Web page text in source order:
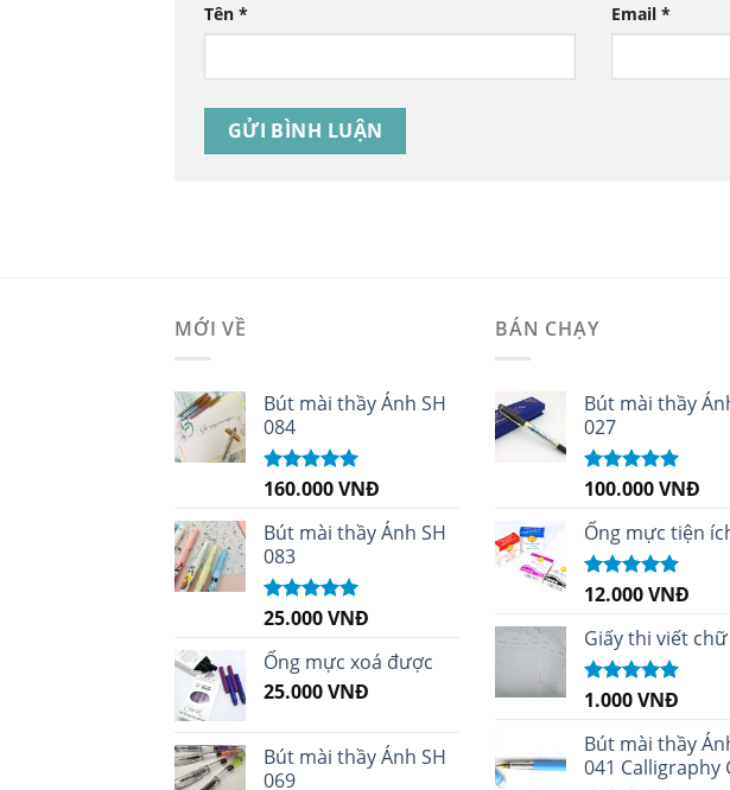
Tên * Email*
MỚI VỀ
Bút mài thầy Ánh SH
084
Được xếp
sao
160.000VNĐ
Bút mài thầy Ánh SH
083
Được xếp
sao
25.000VNĐ
Ống mực xoá được
25.000VNĐ
Bút mài thầy Ánh SH
069
BÁN CHẠY
Bút mài thầy
027
Được xếp
sao
100.000VNĐ
Ống mực tiện
Được xếp
sao
12.000VNĐ
Giấy thi viết
Được xếp
sao
1.000VNĐ
Bút mài thầy
041 Calligraphy